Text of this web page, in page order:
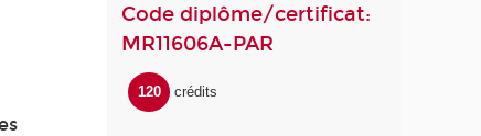
Code diplôme/certificat:
MR11606A-PAR
120 crédits